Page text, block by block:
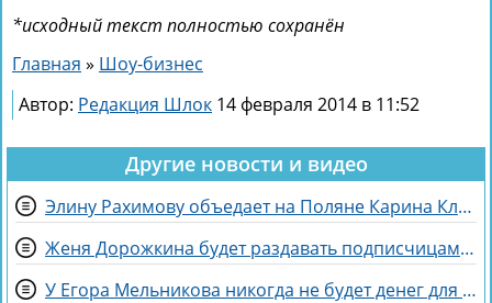
*исходный текст полностью сохранён
Главная » Шоу-бизнес
Автор: Редакция Шлок 14 февраля 2014 в 11:52
Другие новости и видео
Элину Рахимову объедает на Поляне Карина Клочкова
Женя Дорожкина будет раздавать подписчицам свои вещи
У Егора Мельникова никогда не будет денег для Вероники Гракович